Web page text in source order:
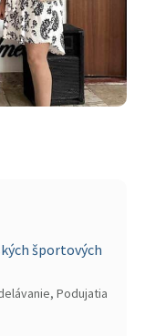
športových
Podujatia